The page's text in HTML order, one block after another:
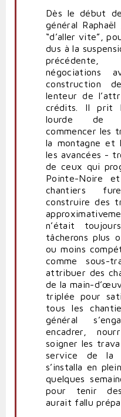
Dès le début
général
“d’aller vite”,
dus à la
négociations
construction
lenteur de
crédits. II prit
lourde de
commencer les
la montagne et
les avancées -
de ceux qui
Pointe-Noire
chantiers
construire des
n’était
tâcherons plus
ou moins
comme sous-
attribuer des
de la main-
triplée pour
tous les
général
encadrer,
soigner les
service de la
s’installa en
quelques
pour tenir des
aurait fallu